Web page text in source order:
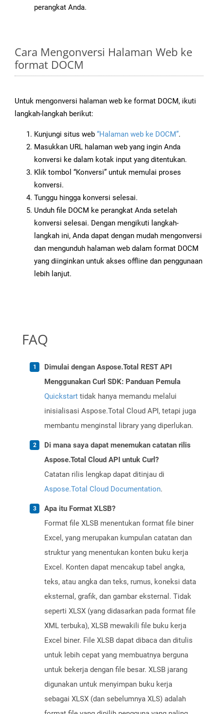
perangkat Anda.
Cara Mengonversi Halaman Web ke
format DOCM
Untuk mengonversi halaman web ke format DOCM, ikuti
langkah-langkah berikut:
Kunjungi situs web “Halaman web ke DOCM”.
Masukkan URL halaman web yang ingin Anda
konversi ke dalam kotak input yang ditentukan.
Klik tombol “Konversi” untuk memulai proses
konversi.
Tunggu hingga konversi selesai.
Unduh file DOCM ke perangkat Anda setelah
konversi selesai. Dengan mengikuti langkah-
langkah ini, Anda dapat dengan mudah mengonversi
dan mengunduh halaman web dalam format DOCM
yang diinginkan untuk akses offline dan penggunaan
lebih lanjut.
FAQ
Dimulai dengan Aspose.Total REST API
Menggunakan Curl SDK: Panduan Pemula
Quickstart tidak hanya memandu melalui
inisialisasi Aspose.Total Cloud API, tetapi juga
membantu menginstal library yang diperlukan.
Di mana saya dapat menemukan catatan rilis
Aspose.Total Cloud API untuk Curl?
Catatan rilis lengkap dapat ditinjau di
Aspose.Total Cloud Documentation.
Apa itu Format XLSB?
Format file XLSB menentukan format file biner
Excel, yang merupakan kumpulan catatan dan
struktur yang menentukan konten buku kerja
Excel. Konten dapat mencakup tabel angka,
teks, atau angka dan teks, rumus, koneksi data
eksternal, grafik, dan gambar eksternal. Tidak
seperti XLSX (yang didasarkan pada format file
XML terbuka), XLSB mewakili file buku kerja
Excel biner. File XLSB dapat dibaca dan ditulis
untuk lebih cepat yang membuatnya berguna
untuk bekerja dengan file besar. XLSB jarang
digunakan untuk menyimpan buku kerja
sebagai XLSX (dan sebelumnya XLS) adalah